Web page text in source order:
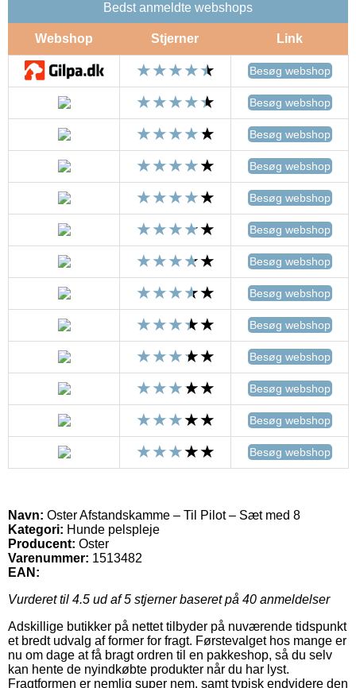
Bedst anmeldte webshops
Webshop Stjerner Link
Besøg webshop
Besøg webshop
Besøg webshop
Besøg webshop
Besøg webshop
Besøg webshop
Besøg webshop
Besøg webshop
Besøg webshop
Besøg webshop
Besøg webshop
Besøg webshop
Besøg webshop
Navn: Oster Afstandskamme – Til Pilot – Sæt med 8
Kategori: Hunde pelspleje
Producent: Oster
Varenummer: 1513482
EAN:
Vurderet til 4.5 ud af 5 stjerner baseret på 40 anmeldelser
Adskillige butikker på nettet tilbyder på nuværende tidspunkt
et bredt udvalg af former for fragt. Førstevalget hos mange er
nu om dage at få bragt ordren til en pakkeshop, så du selv
kan hente de nyindkøbte produkter når du har lyst.
Fragtformen er nemlig super nem, samt typisk endvidere den